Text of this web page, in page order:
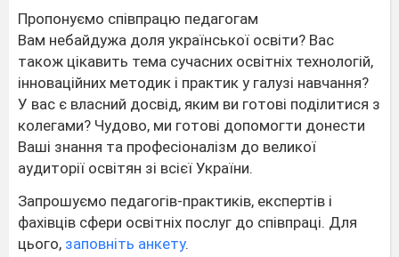
Пропонуємо співпрацю педагогам
Вам небайдужа доля української освіти? Вас
також цікавить тема сучасних освітніх технологій,
інноваційних методик і практик у галузі навчання?
У вас є власний досвід, яким ви готові поділитися з
колегами? Чудово, ми готові допомогти донести
Ваші знання та професіоналізм до великої
аудиторії освітян зі всієї України.
Запрошуємо педагогів-практиків, експертів і
фахівців сфери освітніх послуг до співпраці. Для
цього, заповніть анкету.